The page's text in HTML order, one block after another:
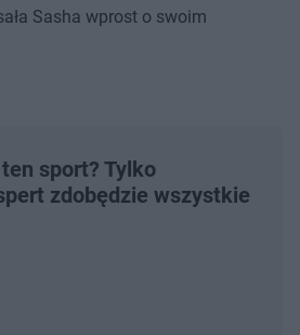
Sasha wprost o swoim
sport? Tylko
zdobędzie wszystkie